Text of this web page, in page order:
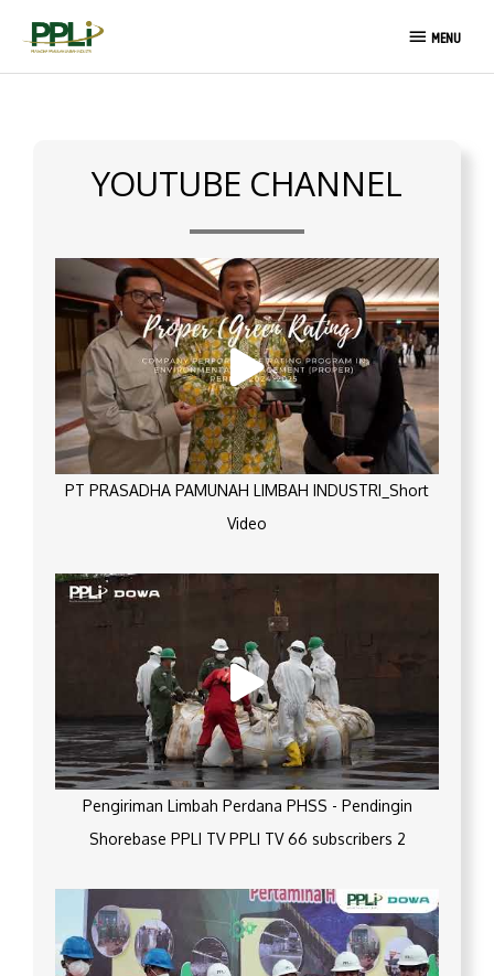
MENU
MENU
YOUTUBE CHANNEL
PT PRASADHA PAMUNAH LIMBAH INDUSTRI_Short
Video
Pengiriman Limbah Perdana PHSS - Pendingin
Shorebase PPLI TV PPLI TV 66 subscribers 2